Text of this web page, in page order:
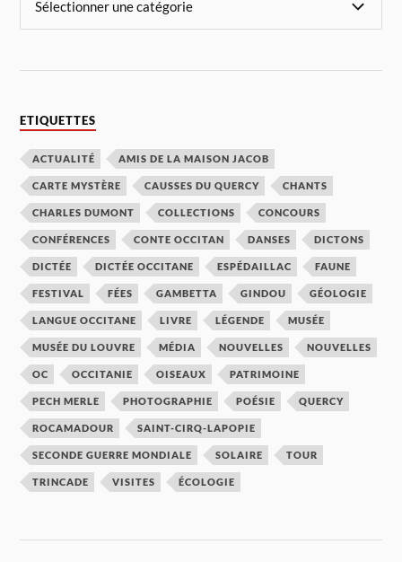
ETIQUETTES
ACTUALITÉ AMIS DE LA MAISON JACOB
CARTE MYSTÈRE CAUSSES DU QUERCY CHANTS
CHARLES DUMONT COLLECTIONS CONCOURS
CONFÉRENCES CONTE OCCITAN DANSES DICTONS
DICTÉE DICTÉE OCCITANE ESPÉDAILLAC FAUNE
FESTIVAL FÉES GAMBETTA GINDOU GÉOLOGIE
LANGUE OCCITANE LIVRE LÉGENDE MUSÉE
MUSÉE DU LOUVRE MÉDIA NOUVELLES NOUVELLES
OC OCCITANIE OISEAUX PATRIMOINE
PECH MERLE PHOTOGRAPHIE POÉSIE QUERCY
ROCAMADOUR SAINT-CIRQ-LAPOPIE
SECONDE GUERRE MONDIALE SOLAIRE TOUR
TRINCADE VISITES ÉCOLOGIE